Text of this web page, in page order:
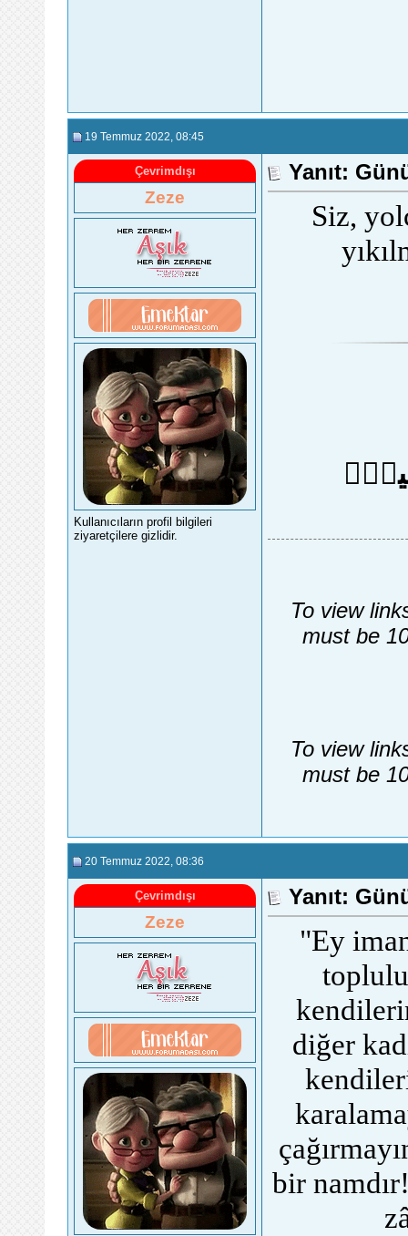
19 Temmuz 2022 , 08:45
Çevrimdışı
Zeze
Kullanıcıların profil bilgileri
ziyaretçilere gizlidir.
Yanıt:
Siz,
To view
must be
To view
must be
20 Temmuz 2022 , 08:36
Çevrimdışı
Zeze
Yanıt:
"Ey
diğer
bir